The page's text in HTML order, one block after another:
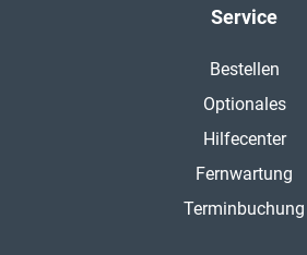
Service
Bestellen
Optionales
Hilfecenter
Fernwartung
Terminbuchung